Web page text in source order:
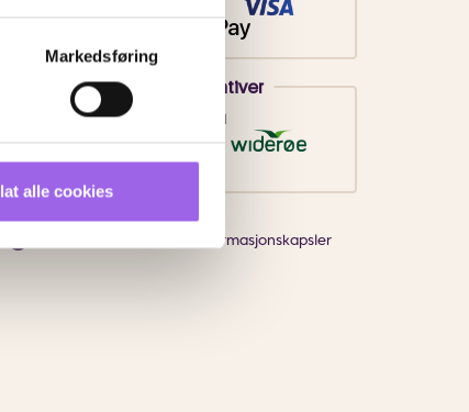
Markedsføring
alle cookies
Leveringsalternativer
Vi leverer med
Endre innstillingene for informasjonskapsler